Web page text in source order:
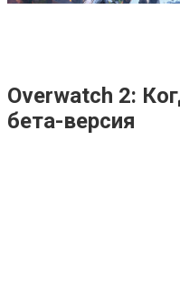
Overwatch 2:
бета-версия